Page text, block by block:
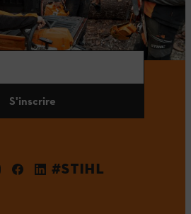
S'inscrire
#STIHL